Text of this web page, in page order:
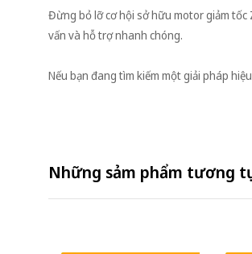
Đừng bỏ lỡ cơ hội sở hữu motor giảm tốc
vấn và hỗ trợ nhanh chóng.
Nếu bạn đang tìm kiếm một giải pháp
Những sảm phẩm tương